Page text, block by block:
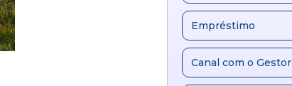
Empréstimo
Canal com o Gestor